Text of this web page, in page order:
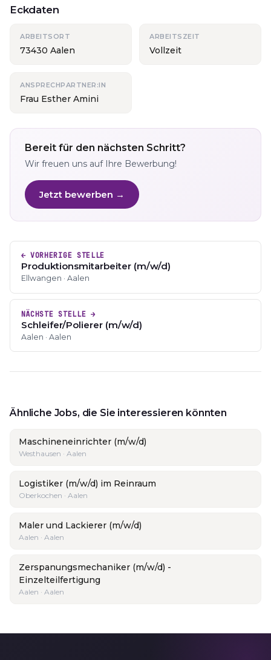
Eckdaten
ARBEITSORT
73430 Aalen
ARBEITSZEIT
Vollzeit
ANSPRECHPARTNER:IN
Frau Esther Amini
Bereit für den nächsten Schritt?
Wir freuen uns auf Ihre Bewerbung!
Jetzt bewerben →
← VORHERIGE STELLE
Produktionsmitarbeiter (m/w/d)
Ellwangen · Aalen
NÄCHSTE STELLE →
Schleifer/Polierer (m/w/d)
Aalen · Aalen
Ähnliche Jobs, die Sie interessieren könnten
Maschineneinrichter (m/w/d)
Westhausen · Aalen
Logistiker (m/w/d) im Reinraum
Oberkochen · Aalen
Maler und Lackierer (m/w/d)
Aalen · Aalen
Zerspanungsmechaniker (m/w/d) -
Einzelteilfertigung
Aalen · Aalen